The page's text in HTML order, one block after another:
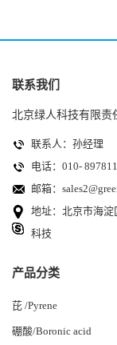
联系我们
北京绿人科技有限责
联系人：孙经理
电话：010-
邮箱：
地址：北京市海
科技
产品分类
芘 /Pyrene
硼酸/Boronic acid